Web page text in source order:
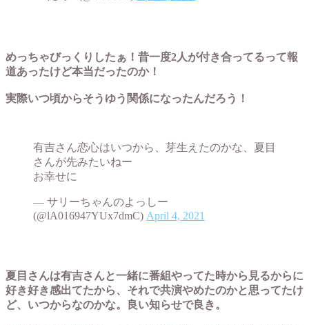
めっちゃびっくりしたぁ！昔一度2人が付き合ってるって報
道あったけど本当だったのか！
実際いつ頃からそうゆう関係になったんだろう！
有吉さん恋心はいつから、芽生えたのかな、夏目
さんが先みたいねー
お幸せに
— サリーちゃんのよっしー
(@lA016947YUx7dmC) April 4, 2021
夏目さんは有吉さんと一緒に番組やってた時から見るからに
好き好き感出てたから、それで共演やめたのかと思ってたけ
ど、いつからなのかな。良い知らせで良き。